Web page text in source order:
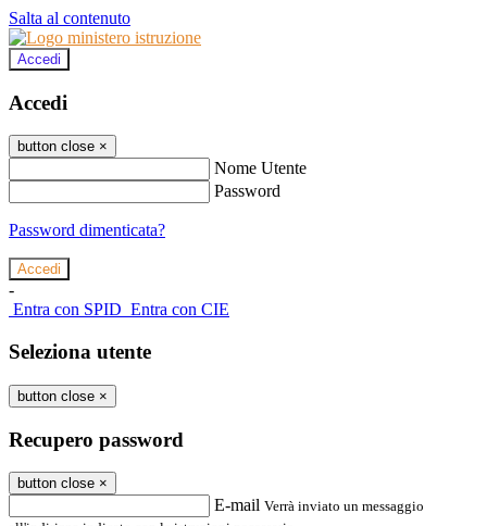
Salta al contenuto
Accedi
Accedi
button close ×
Nome Utente
Password
Password dimenticata?
-
Entra con SPID Entra con CIE
Seleziona utente
button close ×
Recupero password
button close ×
E-mail Verrà inviato un messaggio